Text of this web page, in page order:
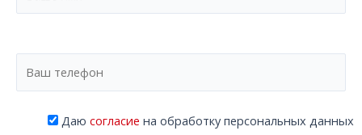
Даю согласие на обработку персональных данных